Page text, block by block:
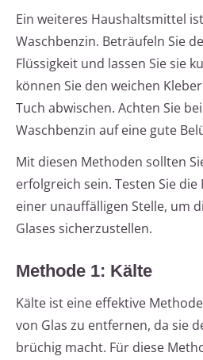
Ein weiteres Haushaltsmittel
Waschbenzin. Beträufeln Sie
Flüssigkeit und lassen Sie sie
können Sie den weichen
Tuch abwischen. Achten Sie
Waschbenzin auf eine gute
Mit diesen Methoden sollten
erfolgreich sein. Testen Sie
einer unauffälligen Stelle, um
Glases sicherzustellen.
Methode 1: Kälte
Kälte ist eine effektive
von Glas zu entfernen, da sie
brüchig macht. Für diese